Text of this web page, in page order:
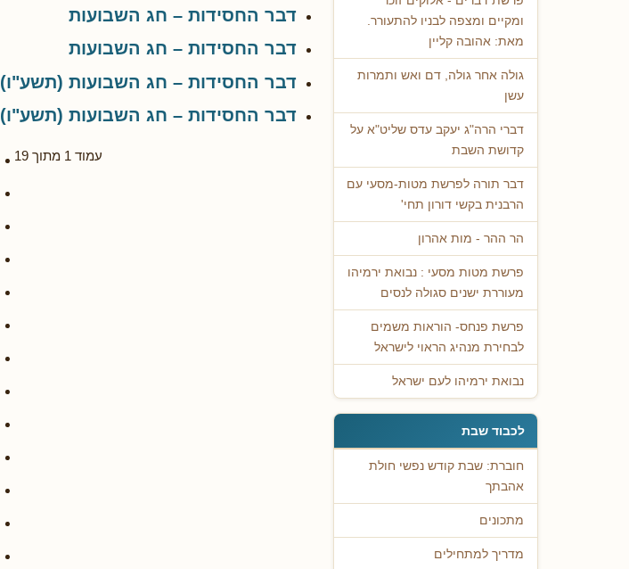
ומקיים ומצפה לבניו להתעורר.
מאת: אהובה קליין
גולה אחר גולה, דם ואש ותמרות
עשן
דברי הרה"ג יעקב עדס שליט"א על
קדושת השבת
דבר תורה לפרשת מטות-מסעי עם
הרבנית בקשי דורון תחי'
הר ההר - מות אהרון
פרשת מטות מסעי : נבואת ירמיהו
מעוררת ישנים סגולה לנסים
פרשת פנחס- הוראות משמים
לבחירת מנהיג הראוי לישראל
נבואת ירמיהו לעם ישראל
לכבוד שבת
חוברת: שבת קודש נפשי חולת
אהבתך
מתכונים
מדריך למתחילים
דבר החסידות – חג השבועות
דבר החסידות – חג השבועות
דבר החסידות – חג השבועות (תשע"ו)
דבר החסידות – חג השבועות (תשע"ו)
עמוד 1 מתוך 19